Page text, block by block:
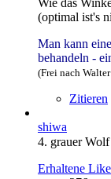
(optimal ist's
Man kann
behandeln -
(Frei nach
Zitieren
shiwa
4. grauer
Erhaltene